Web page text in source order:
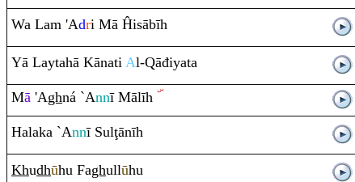
Wa Lam 'Adri Mā Ĥisābīh
Yā Laytahā Kānati Al-Qāđiyata
Mā 'Aghná `Annī Mālīh
Halaka `Annī Sulţānīh
Khudhūhu Faghullūhu